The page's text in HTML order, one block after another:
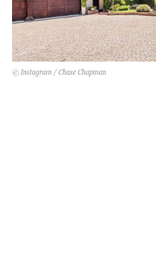
© Instagram / Chase Chapman